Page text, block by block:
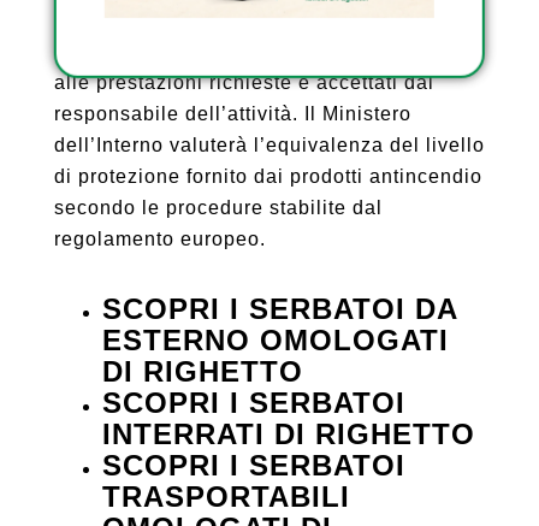
antincendio, che devono essere
univocamente identificati, qualificati in base
alle prestazioni richieste e accettati dal
responsabile dell’attività. Il Ministero
dell’Interno valuterà l’equivalenza del livello
di protezione fornito dai prodotti antincendio
secondo le procedure stabilite dal
regolamento europeo.
SCOPRI I SERBATOI DA
ESTERNO OMOLOGATI
DI RIGHETTO
SCOPRI I SERBATOI
INTERRATI DI RIGHETTO
SCOPRI I SERBATOI
TRASPORTABILI